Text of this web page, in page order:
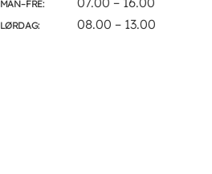
MAN–FRE:
LØRDAG:
08.00 – 13.00